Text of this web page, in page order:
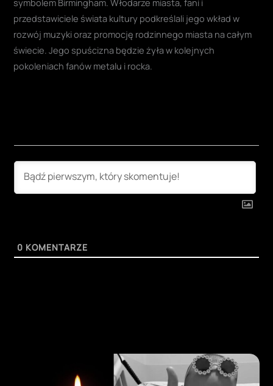
symbolem Birmingham. Włodarze miasta, fani i
przedstawiciele świata kultury podkreślali jego wkład w
rozwój muzyki oraz promocję rodzinnego miasta na całym
świecie. Jego spuścizna będzie żyła w kolejnych
pokoleniach fanów metalu i rocka.
0 KOMENTARZE